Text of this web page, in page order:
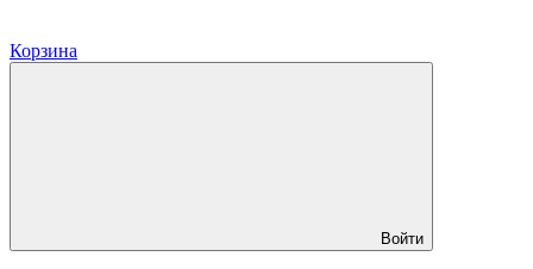
Корзина
Войти